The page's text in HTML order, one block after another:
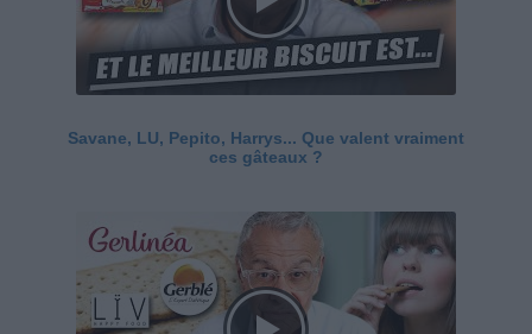
Savane, LU, Pepito, Harrys... Que valent vraiment
ces gâteaux ?